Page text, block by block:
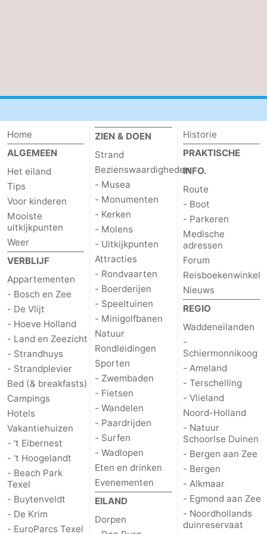
drinken
Praktisch
Route
-
Boot
Waddenhoppen
Parkeren
Reisboekenwinkel
Nieuws
Medische
adressen
Regio
Waddeneilanden
-
Schiermonnikoog
-
Ameland
Terschelling
-
Vlieland
Noord-
Holland
-
Home
ALGEMEEN
Het eiland
Tips
Voor kinderen
Mooiste
uitkijkpunten
Weer
VERBLIJF
Appartementen
- Bosch en Zee
- De Vlijt
- Hoeve Holland
- Land en Zeezicht
- Strandhuys
- Strandplevier
Bed (& breakfasts)
Campings
Hotels
Vakantiehuizen
- 't Eibernest
- 't Hoogelandt
- Beach Park
Texel
- Buytenveldt
- De Krim
- EuroParcs Texel
ZIEN & DOEN
Strand
Bezienswaardigheden
- Musea
- Monumenten
- Kerken
- Molens
- Uitkijkpunten
Attracties
- Rondvaarten
- Boerderijen
- Speeltuinen
- Minigolfbanen
Natuur
Rondleidingen
Sporten
- Zwembaden
- Fietsen
- Wandelen
- Paardrijden
- Surfen
- Wadlopen
Eten en drinken
Evenementen
EILAND
Dorpen
Historie
PRAKTISCHE
INFO.
Route
- Boot
- Parkeren
Medische
adressen
Forum
Reisboekenwinkel
Nieuws
REGIO
Waddeneilanden
-
Schiermonnikoog
- Ameland
- Terschelling
- Vlieland
Noord-Holland
- Natuur
Schoorlse Duinen
- Bergen aan Zee
- Bergen
- Alkmaar
- Egmond aan Zee
- Noordhollands
duinreservaat